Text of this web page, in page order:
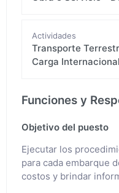
Actividades
Transporte
Carga
Funciones y
Objetivo del puesto
Ejecutar los
para cada embarque
costos y brindar